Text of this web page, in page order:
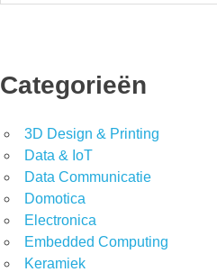
Categorieën
3D Design & Printing
Data & IoT
Data Communicatie
Domotica
Electronica
Embedded Computing
Keramiek